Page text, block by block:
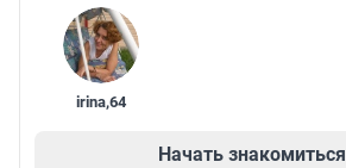
irina,64
Начать знакомиться